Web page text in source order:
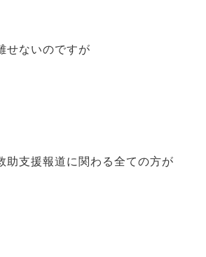
せないのですが
助支援報道に関わる全ての方が